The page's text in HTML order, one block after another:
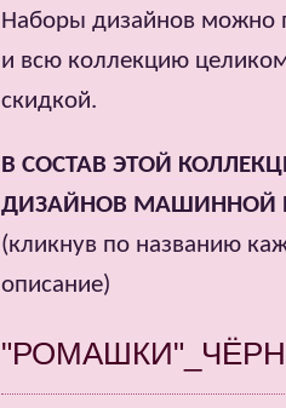
Наборы дизайнов можно
и всю коллекцию
скидкой.
В СОСТАВ ЭТОЙ
ДИЗАЙНОВ МАШИННОЙ
(кликнув по названию
описание)